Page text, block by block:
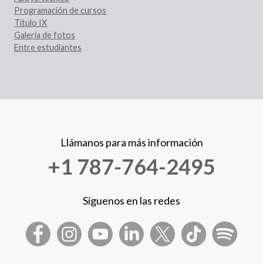
Programación de cursos
Título IX
Galería de fotos
Entre estudiantes
Llámanos para más información
+1 787-764-2495
Síguenos en las redes